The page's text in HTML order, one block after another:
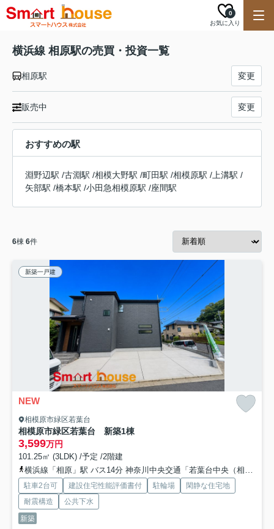
お気に入り
0
横浜線 相原駅の売買・投資一覧
相原駅 変更
販売中 変更
おすすめの駅
淵野辺駅 /古淵駅 /相模大野駅 /町田駅 /相模原駅 / 上溝駅 /
矢部駅 /橋本駅 /小田急相模原駅 /座間駅
6棟 6件
新築一戸建
NEW
相模原市緑区若葉台
相模原市緑区若葉台 新築1棟
3,599万円
101.25㎡ (3LDK) /予定 /2階建
横浜線「相原」駅 バス14分 神奈川中央交通「若葉台中央（相模原市）」 停歩7分
駐車2台可 建設住宅性能評価書付 駐輪場
閑静な住宅地
耐震構造
公共下水
新築